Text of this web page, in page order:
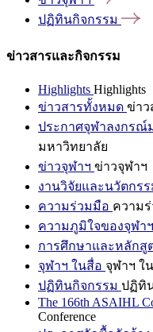
ปฏิทินกิจกรรม
ข่าวสารและกิจกรรม
Highlights Highlights
ข่าวสารทั้งหมด ข่าว
ประกาศจุฬาลงกรณ์
มหาวิทยาลัย
ข่าวจุฬาฯ ข่าวจุฬาฯ
งานวิจัยและนวัตกรร
ความร่วมมือ ความ
ความภูมิใจของจุฬาฯ
การศึกษาและหลักสู
จุฬาฯ ในสื่อ จุฬาฯ ใ
ปฏิทินกิจกรรม ปฏิทิ
The 166th ASAIHL
Conference